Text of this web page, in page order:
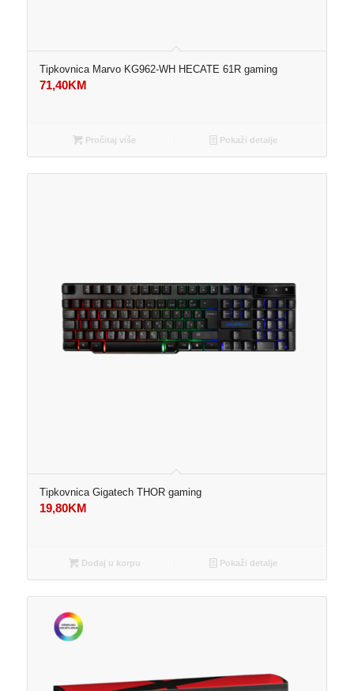
Tipkovnica Marvo KG962-WH HECATE 61R gaming
71,40KM
Pročitaj više Pokaži detalje
Tipkovnica Gigatech THOR gaming
19,80KM
Dodaj u korpu Pokaži detalje